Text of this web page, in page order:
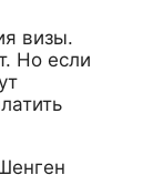
визы.
Но если